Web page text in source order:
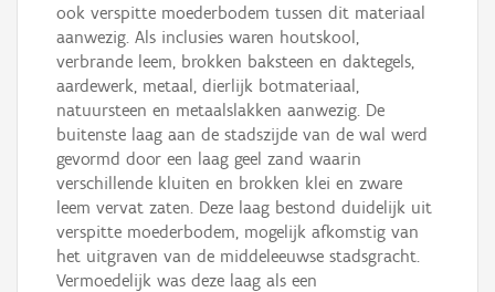
ook verspitte moederbodem tussen dit materiaal
aanwezig. Als inclusies waren houtskool,
verbrande leem, brokken baksteen en daktegels,
aardewerk, metaal, dierlijk botmateriaal,
natuursteen en metaalslakken aanwezig. De
buitenste laag aan de stadszijde van de wal werd
gevormd door een laag geel zand waarin
verschillende kluiten en brokken klei en zware
leem vervat zaten. Deze laag bestond duidelijk uit
verspitte moederbodem, mogelijk afkomstig van
het uitgraven van de middeleeuwse stadsgracht.
Vermoedelijk was deze laag als een